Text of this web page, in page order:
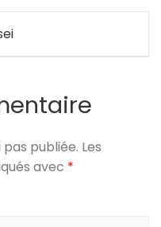
publiée. Les
avec *